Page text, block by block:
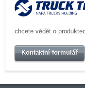
chcete vědět o
Kontaktní formulář